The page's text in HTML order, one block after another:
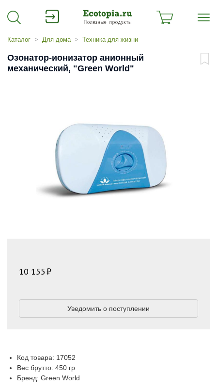
Каталог Для дома Техника для жизни
Озонатор-ионизатор анионный
механический, "Green World"
Код товара: 17052
Вес брутто: 450 гр
Бренд: Green World
10 155
Уведомить о поступлении